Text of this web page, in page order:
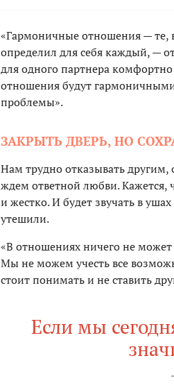
«Гармоничные отношения — те,
определил для себя каждый, —
для одного партнера
отношения будут
проблемы».
ЗАКРЫТЬ ДВЕРЬ, НО
Нам трудно отказывать
ждем ответной любви. Кажется,
и жестко. И будет звучать в
утешили.
«В отношениях ничего не
Мы не можем учесть все
стоит понимать и не ставить
Если мы